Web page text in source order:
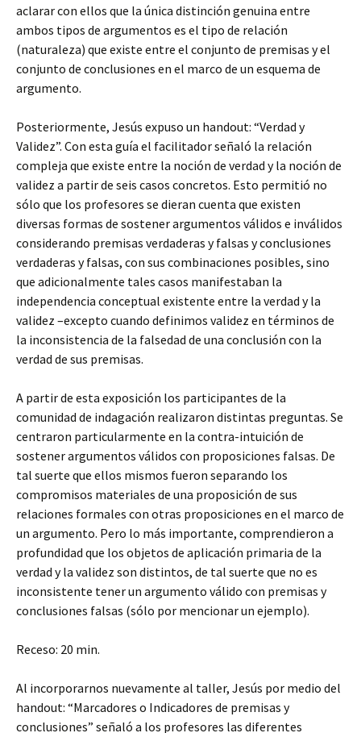
aclarar con ellos que la única distinción genuina entre
ambos tipos de argumentos es el tipo de relación
(naturaleza) que existe entre el conjunto de premisas y el
conjunto de conclusiones en el marco de un esquema de
argumento.
Posteriormente, Jesús expuso un handout: “Verdad y
Validez”. Con esta guía el facilitador señaló la relación
compleja que existe entre la noción de verdad y la noción de
validez a partir de seis casos concretos. Esto permitió no
sólo que los profesores se dieran cuenta que existen
diversas formas de sostener argumentos válidos e inválidos
considerando premisas verdaderas y falsas y conclusiones
verdaderas y falsas, con sus combinaciones posibles, sino
que adicionalmente tales casos manifestaban la
independencia conceptual existente entre la verdad y la
validez –excepto cuando definimos validez en términos de
la inconsistencia de la falsedad de una conclusión con la
verdad de sus premisas.
A partir de esta exposición los participantes de la
comunidad de indagación realizaron distintas preguntas. Se
centraron particularmente en la contra-intuición de
sostener argumentos válidos con proposiciones falsas. De
tal suerte que ellos mismos fueron separando los
compromisos materiales de una proposición de sus
relaciones formales con otras proposiciones en el marco de
un argumento. Pero lo más importante, comprendieron a
profundidad que los objetos de aplicación primaria de la
verdad y la validez son distintos, de tal suerte que no es
inconsistente tener un argumento válido con premisas y
conclusiones falsas (sólo por mencionar un ejemplo).
Receso: 20 min.
Al incorporarnos nuevamente al taller, Jesús por medio del
handout: “Marcadores o Indicadores de premisas y
conclusiones” señaló a los profesores las diferentes